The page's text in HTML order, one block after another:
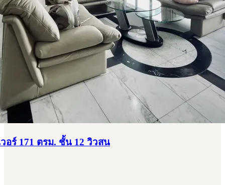
ร์ 171 ตรม. ชั้น 12 วิวสน